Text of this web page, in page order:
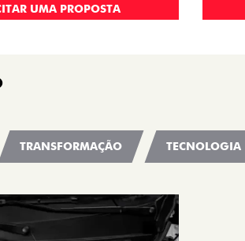
UMA PROPOSTA
TRANSFORMAÇÃO TECNOLOGIA